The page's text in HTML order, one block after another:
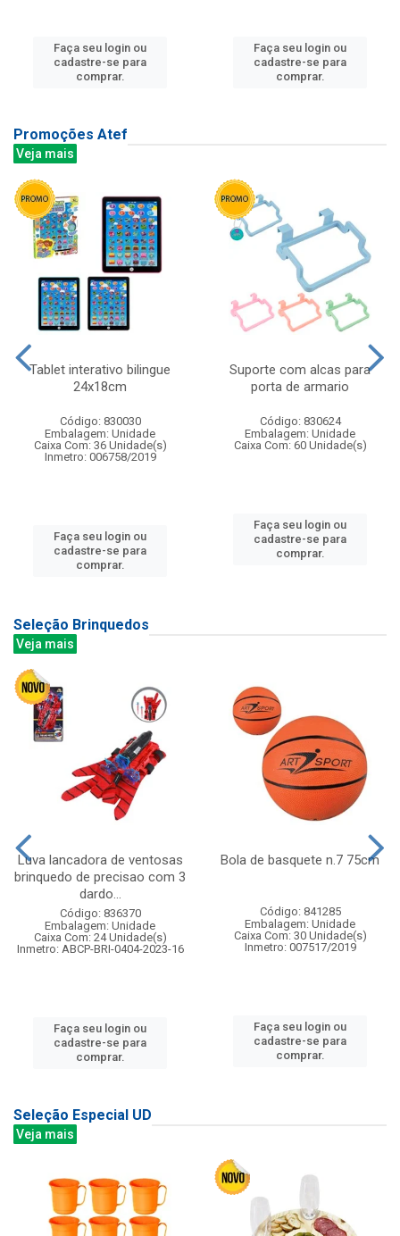
Faça seu login ou
cadastre-se para
comprar.
Faça seu login ou
cadastre-se para
comprar.
Promoções Atef
Veja mais
Tablet interativo bilingue
24x18cm
Código: 830030
Embalagem: Unidade
Caixa Com: 36 Unidade(s)
Inmetro: 006758/2019
Faça seu login ou
cadastre-se para
comprar.
Suporte com alcas para
porta de armario
Código: 830624
Embalagem: Unidade
Caixa Com: 60 Unidade(s)
Faça seu login ou
cadastre-se para
comprar.
Seleção Brinquedos
Veja mais
Luva lancadora de ventosas
brinquedo de precisao com 3
dardo...
Código: 836370
Embalagem: Unidade
Caixa Com: 24 Unidade(s)
Inmetro: ABCP-BRI-0404-2023-16
Faça seu login ou
cadastre-se para
comprar.
Bola de basquete n.7 75cm
Código: 841285
Embalagem: Unidade
Caixa Com: 30 Unidade(s)
Inmetro: 007517/2019
Faça seu login ou
cadastre-se para
comprar.
Seleção Especial UD
Veja mais